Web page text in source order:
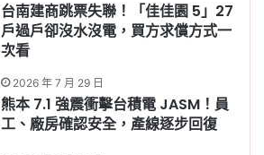
台南建商跳票失聯！「佳佳園 5」27
戶過戶卻沒水沒電，買方求償方式一
次看
2026 年 7 月 29 日
熊本 7.1 強震衝擊台積電 JASM！員
工、廠房確認安全，產線逐步回復